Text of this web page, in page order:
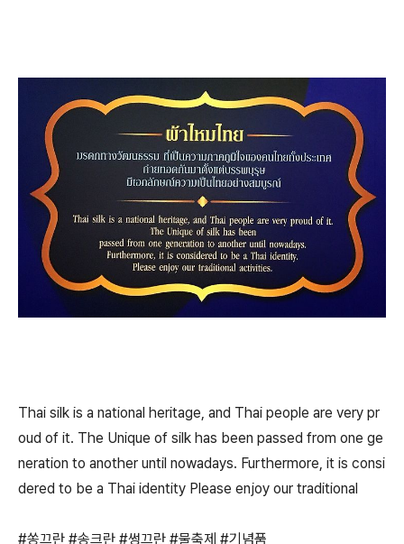
Thai silk is a national heritage, and Thai people are very pr
oud of it. The Unique of silk has been passed from one ge
neration to another until nowadays. Furthermore, it is consi
dered to be a Thai identity Please enjoy our traditional
#쏭끄란 #송크란 #썽끄란 #물축제 #기념품